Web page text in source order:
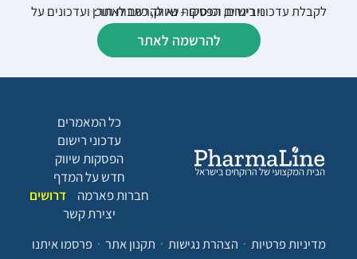
לקבלת עדכוני רישום, הפסקות שיווק, כתבות תוכן ועדכונים על וובינרים וכנסים – נא להרשם לאתר:
להרשמה לאתר
כל המאמרים
עדכוני רישום
הפסקות שיווק
חדש על המדף
חברות פארמה
דרושים
יצירת קשר
מדיניות פרטיות
הצהרת נגישות תקנון אתר פרסמו איתנו